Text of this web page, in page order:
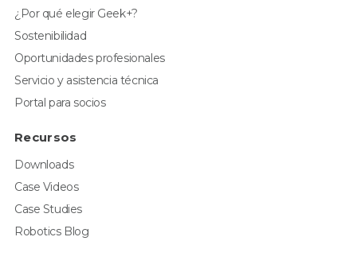
¿Por qué elegir Geek+?
Sostenibilidad
Oportunidades profesionales
Servicio y asistencia técnica
Portal para socios
Recursos
Downloads
Case Videos
Case Studies
Robotics Blog